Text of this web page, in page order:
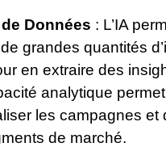
Données : L’IA
grandes quantités
en extraire des
analytique
les campagnes et
de marché.